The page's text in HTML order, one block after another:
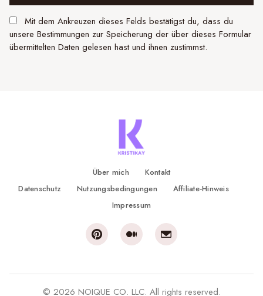
Mit dem Ankreuzen dieses Felds bestätigst du, dass du
unsere Bestimmungen zur Speicherung der über dieses Formular
übermittelten Daten gelesen hast und ihnen zustimmst.
Über mich
Kontakt
Datenschutz
Nutzungsbedingungen
Affiliate-Hinweis
Impressum
© 2026 NOIQUE CO. LLC. All rights reserved.